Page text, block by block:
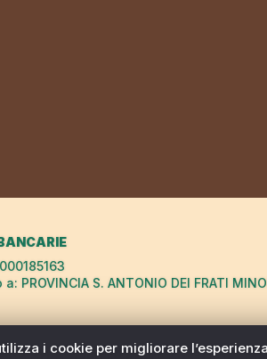
PROVINCIA S. ANTONIO DEI FRATI
della Provincia S. Antonio dei Frati Minori
i cookie per migliorare